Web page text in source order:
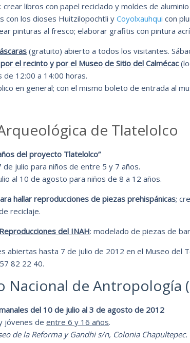
: crear libros con papel reciclado y moldes de
con los dioses Huitzilopochtli y Coyolxauhqui con
pinturas al fresco; elaborar grafitis con pintura
(gratuito) abierto a todos los visitantes.
el recinto y por el Museo de Sitio del Calmécac
de 12:00 a 14:00 horas.
en general; con el mismo boleto de entrada al
de Tlatelolco
del proyecto Tlatelolco”
de julio para niños de entre 5 y 7 años.
al 10 de agosto para niños de 8 a 12 años.
hallar reproducciones de piezas prehispánicas;
reciclaje.
del INAH: modelado de piezas de
abiertas hasta 7 de julio de 2012 en el Museo del
82 22 40.
Nacional de Antropología
del 10 de julio al 3 de agosto de 2012
jóvenes de entre 6 y 16 años.
de la Reforma y Gandhi s/n, Colonia Chapultepec.